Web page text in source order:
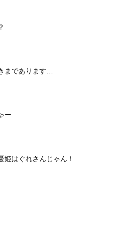
まであります…
ー
姫はぐれさんじゃん！